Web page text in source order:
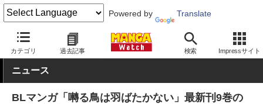
Powered by Translate
カテゴリ 過去記事 検索 Impressサイト
MANGA Watch フェア
ニュース
BLマンガ「囀る鳥は羽ばたかない」最新刊9巻の